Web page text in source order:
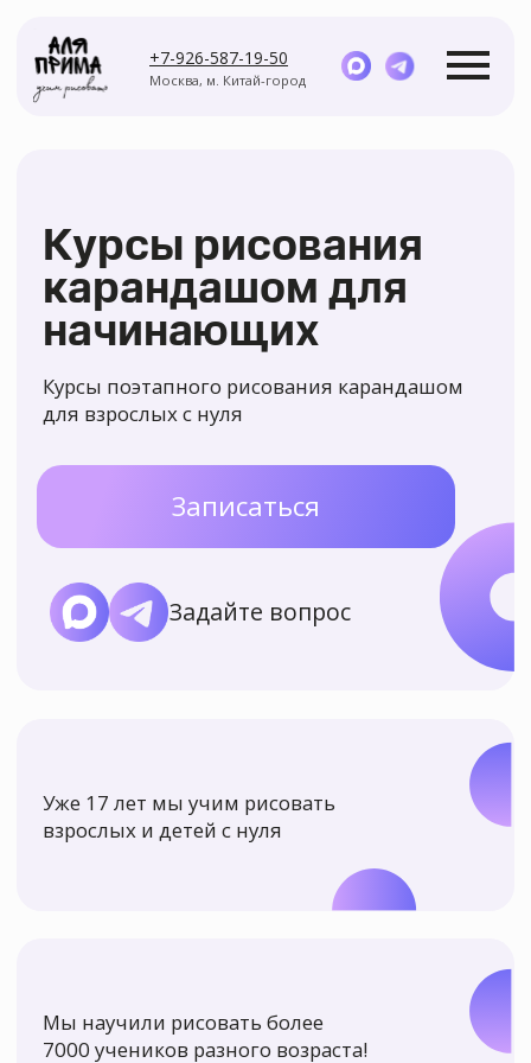
Курсы Мастер-классы
Москва, м. Китай-город
начинающих
Курсы поэтапного рисования карандашом
для взрослых с нуля
взрослых и детей с нуля